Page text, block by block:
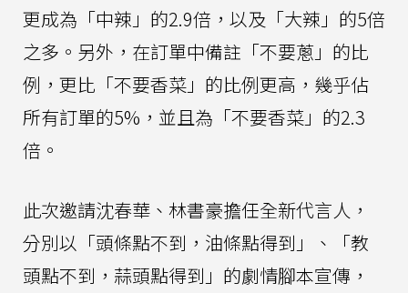
更成為「中辣」的2.9倍，以及「大辣」的5倍
之多。另外，在訂單中備註「不要蔥」的比
例，更比「不要香菜」的比例更高，幾乎佔
所有訂單的5%，並且為「不要香菜」的2.3
倍。
此次邀請沈春華、林書豪擔任全新代言人，
分別以「頭條點不到，油條點得到」、「教
頭點不到，蒜頭點得到」的劇情腳本宣傳，